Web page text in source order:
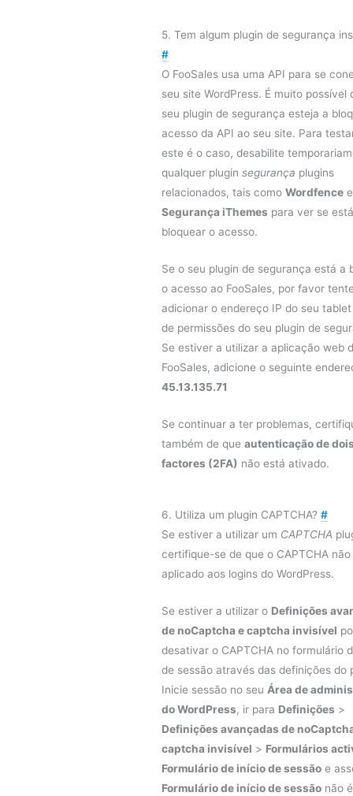
5. Tem algum plugin de segurança
#
O FooSales usa uma API para se
seu site WordPress. É muito possível
seu plugin de segurança esteja a
acesso da API ao seu site. Para
este é o caso, desabilite
qualquer plugin segurança plugins
relacionados, tais como Wordfence e
Segurança iThemes para ver se
bloquear o acesso.
Se o seu plugin de segurança está a
o acesso ao FooSales, por favor
adicionar o endereço IP do seu
de permissões do seu plugin de
Se estiver a utilizar a aplicação web
FooSales, adicione o seguinte
45.13.135.71
Se continuar a ter problemas,
também de que autenticação de
factores (2FA) não está ativado.
6. Utiliza um plugin CAPTCHA? #
Se estiver a utilizar um CAPTCHA
certifique-se de que o CAPTCHA não
aplicado aos logins do WordPress.
Se estiver a utilizar o Definições
de noCaptcha e captcha invisível
desativar o CAPTCHA no formulário
de sessão através das definições do
Inicie sessão no seu Área de
do WordPress, ir para Definições >
Definições avançadas de
captcha invisível > Formulários
Formulário de início de sessão e
Formulário de início de sessão não é